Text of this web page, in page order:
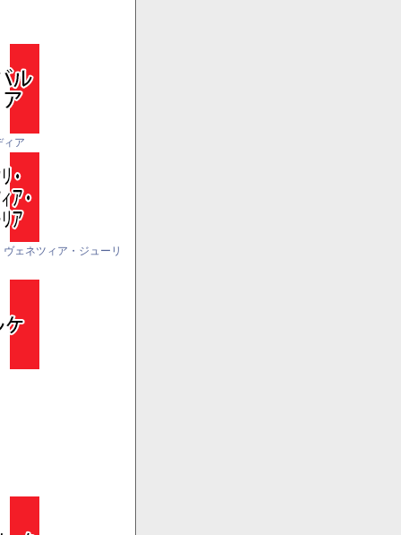
ィア
ヴェネツィア・ジューリ